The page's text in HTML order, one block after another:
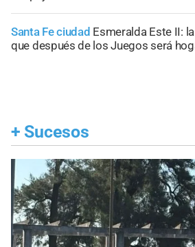
Santa Fe ciudad Esmeralda Este II:
que después de los Juegos será
+ Sucesos